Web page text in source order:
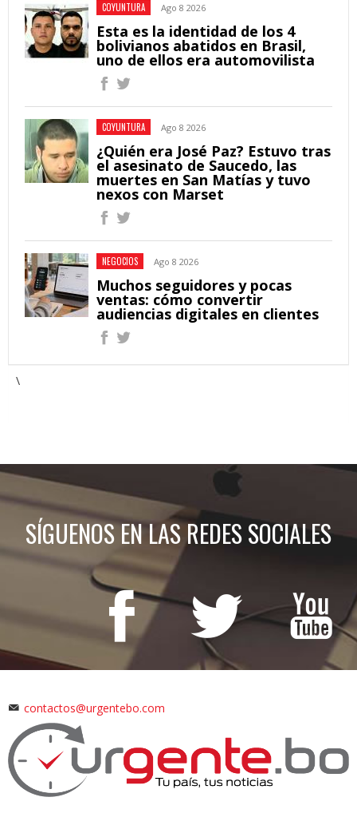
COYUNTURA Ago 8 2026
Esta es la identidad de los 4
bolivianos abatidos en Brasil,
uno de ellos era automovilista
COYUNTURA Ago 8 2026
¿Quién era José Paz? Estuvo tras
el asesinato de Saucedo, las
muertes en San Matías y tuvo
nexos con Marset
NEGOCIOS Ago 8 2026
Muchos seguidores y pocas
ventas: cómo convertir
audiencias digitales en clientes
\
SÍGUENOS EN LAS REDES SOCIALES
contactos@urgentebo.com